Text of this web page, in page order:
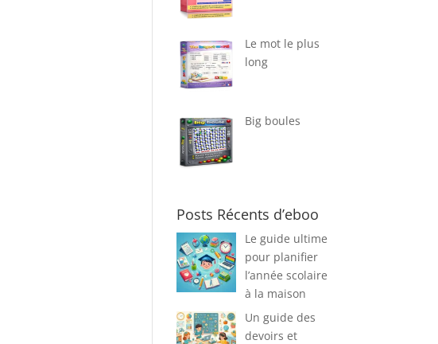
Le mot le plus
long
Big boules
Posts Récents d’eboo
Le guide ultime
pour planifier
l’année scolaire
à la maison
Un guide des
devoirs et